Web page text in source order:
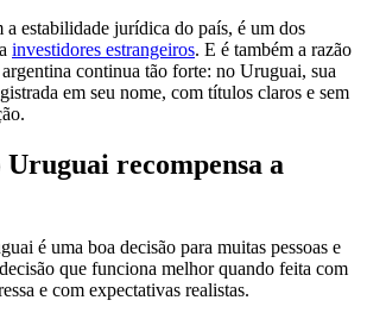
a estabilidade jurídica do país, é um dos
investidores estrangeiros. E é também a razão
continua tão forte: no Uruguai, sua
em seu nome, com títulos claros e sem
Uruguai recompensa a
é uma boa decisão para muitas pessoas e
que funciona melhor quando feita com
e com expectativas realistas.